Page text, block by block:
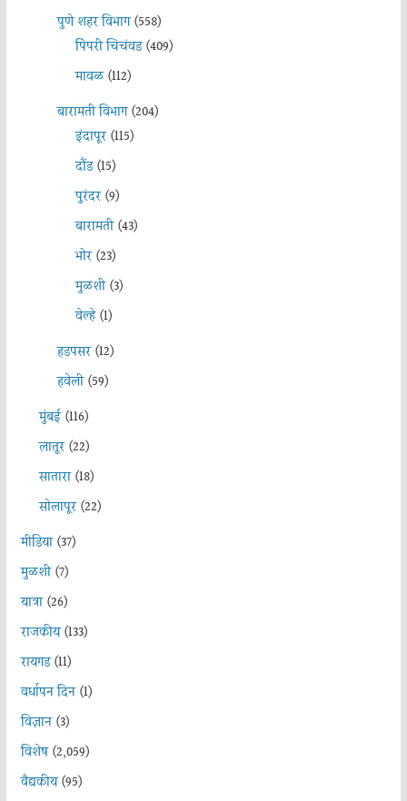
पुणे शहर विभाग(558)
पिंपरी चिचंवड(409)
मावळ(112)
बारामती विभाग(204)
इंदापूर(115)
दौंड(15)
पुरंदर(9)
बारामती(43)
भोर(23)
मुळशी(3)
वेल्हे(1)
हडपसर(12)
हवेली(59)
मुंबई(116)
लातूर(22)
सातारा(18)
सोलापूर(22)
मीडिया(37)
मुळशी(7)
यात्रा(26)
राजकीय(133)
रायगड(11)
वर्धापन दिन(1)
विज्ञान(3)
विशेष(2,059)
वैद्यकीय(95)